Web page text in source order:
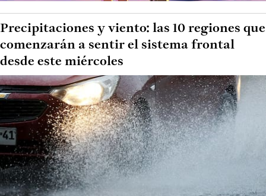
Precipitaciones y viento: las 10 regiones que
comenzarán a sentir el sistema frontal
desde este miércoles